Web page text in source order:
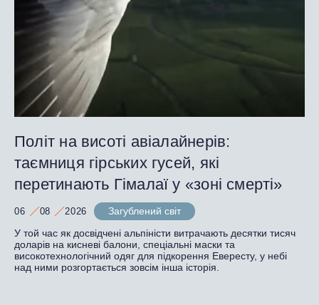
Політ на висоті авіалайнерів:
таємниця гірських гусей, які
перетинають Гімалаї у «зоні смерті»
06 08 2026
Загублений світ
У той час як досвідчені альпіністи витрачають десятки тисяч
доларів на кисневі балони, спеціальні маски та
високотехнологічний одяг для підкорення Евересту, у небі
над ними розгортається зовсім інша історія.